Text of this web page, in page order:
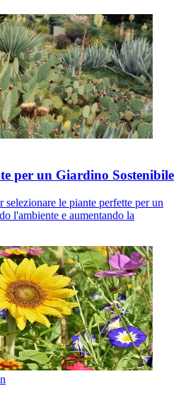
per un Giardino Sostenibile
selezionare le piante perfette per un
l'ambiente e aumentando la